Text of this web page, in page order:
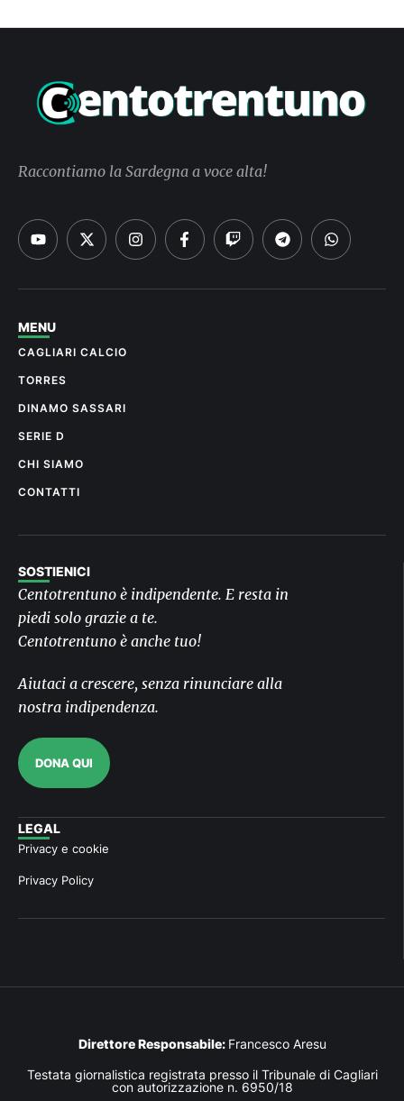
Raccontiamo la Sardegna a voce alta!
MENU
CAGLIARI CALCIO
TORRES
DINAMO SASSARI
SERIE D
CHI SIAMO
CONTATTI
SOSTIENICI
Centotrentuno è indipendente. E resta in
piedi solo grazie a te.
Centotrentuno è anche tuo!
Aiutaci a crescere, senza rinunciare alla
nostra indipendenza.
DONA QUI
LEGAL
Privacy e cookie
Privacy Policy
Direttore Responsabile: Francesco Aresu
Testata giornalistica registrata presso il Tribunale di Cagliari
con autorizzazione n. 6950/18